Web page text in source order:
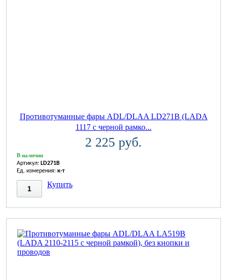
Противотуманные фары ADL/DLAA LD271B (LADA
1117 с черной рамко...
2 225 руб.
В наличии
Артикул: LD271B
Ед. измерения: к-т
Купить